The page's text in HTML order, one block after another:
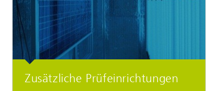
Zusätzliche Prüfeinrichtungen